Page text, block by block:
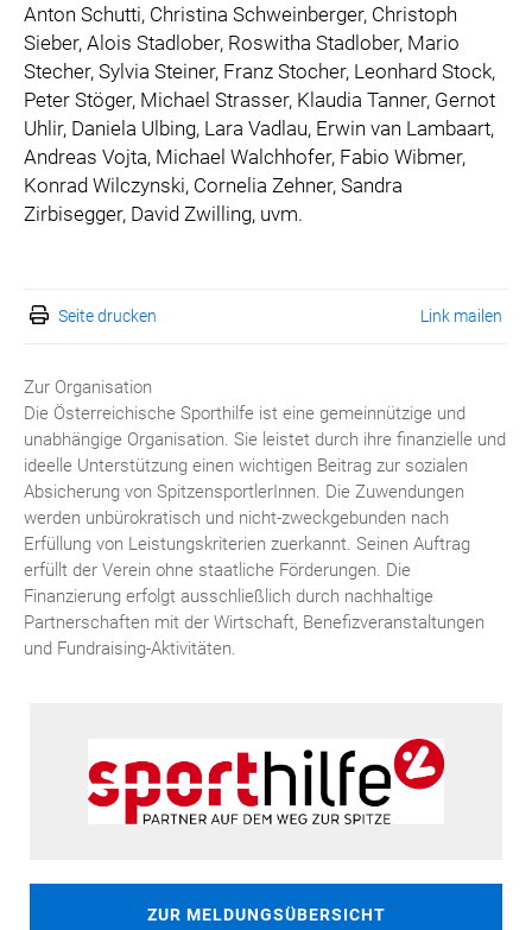
Anton Schutti, Christina Schweinberger, Christoph
Sieber, Alois Stadlober, Roswitha Stadlober, Mario
Stecher, Sylvia Steiner, Franz Stocher, Leonhard Stock,
Peter Stöger, Michael Strasser, Klaudia Tanner, Gernot
Uhlir, Daniela Ulbing, Lara Vadlau, Erwin van Lambaart,
Andreas Vojta, Michael Walchhofer, Fabio Wibmer,
Konrad Wilczynski, Cornelia Zehner, Sandra
Zirbisegger, David Zwilling, uvm.
Seite drucken Link mailen
Zur Organisation
Die Österreichische Sporthilfe ist eine gemeinnützige und
unabhängige Organisation. Sie leistet durch ihre finanzielle und
ideelle Unterstützung einen wichtigen Beitrag zur sozialen
Absicherung von SpitzensportlerInnen. Die Zuwendungen
werden unbürokratisch und nicht-zweckgebunden nach
Erfüllung von Leistungskriterien zuerkannt. Seinen Auftrag
erfüllt der Verein ohne staatliche Förderungen. Die
Finanzierung erfolgt ausschließlich durch nachhaltige
Partnerschaften mit der Wirtschaft, Benefizveranstaltungen
und Fundraising-Aktivitäten.
ZUR MELDUNGSÜBERSICHT